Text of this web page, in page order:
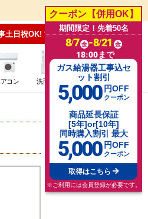
土日祝OK! 無料見積
コン 洗面台 その他･特価
クーポン【併用OK】
期間限定！先着50名
8/7 金 -8/21 金
18:00まで
ガス給湯器工事込セ
ット割引
5,000 円OFF
クーポン
商品延長保証
[5年]or[10年]
同時購入割引 最大
5,000 円OFF
クーポン
取得はこちら
※ご利用には会員登録が必要です。